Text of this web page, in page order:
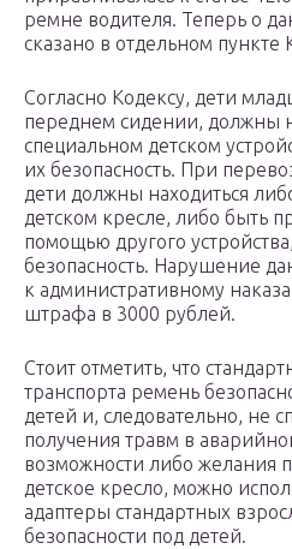
ремне водителя. Теперь о
сказано в отдельном пункте
Согласно Кодексу, дети
переднем сидении, должны
специальном детском
их безопасность. При
дети должны находиться
детском кресле, либо быть
помощью другого
безопасность. Нарушение
к административному
штрафа в 3000 рублей.
Стоит отметить, что
транспорта ремень
детей и, следовательно, не
получения травм в
возможности либо желания
детское кресло, можно
адаптеры стандартных
безопасности под детей.